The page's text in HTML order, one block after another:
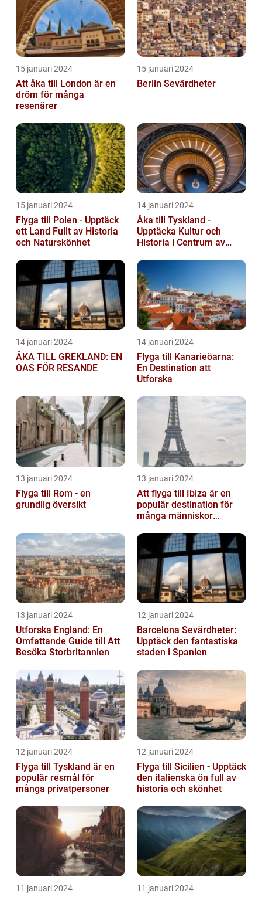
15 januari 2024
Att åka till London är en
dröm för många
resenärer
15 januari 2024
Berlin Sevärdheter
15 januari 2024
Flyga till Polen - Upptäck
ett Land Fullt av Historia
och Naturskönhet
14 januari 2024
Åka till Tyskland -
Upptäcka Kultur och
Historia i Centrum av
14 januari 2024
ÅKA TILL GREKLAND: EN
OAS FÖR RESANDE
14 januari 2024
Flyga till Kanarieöarna:
En Destination att
Utforska
13 januari 2024
Flyga till Rom - en
grundlig översikt
13 januari 2024
Att flyga till Ibiza är en
populär destination för
många människor
13 januari 2024
Utforska England: En
Omfattande Guide till Att
Besöka Storbritannien
12 januari 2024
Barcelona Sevärdheter:
Upptäck den fantastiska
staden i Spanien
12 januari 2024
Flyga till Tyskland är en
populär resmål för
många privatpersoner
12 januari 2024
Flyga till Sicilien - Upptäck
den italienska ön full av
historia och skönhet
11 januari 2024 11 januari 2024